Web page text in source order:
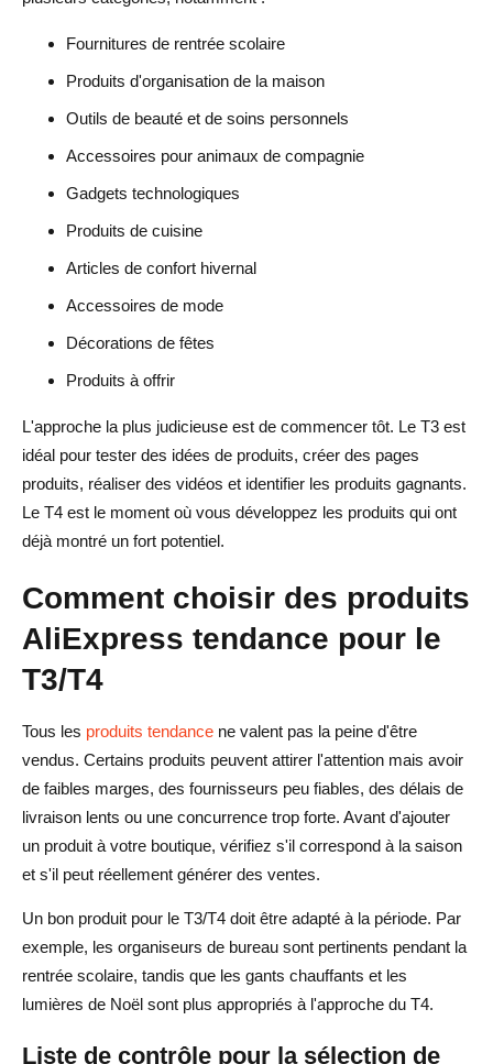
Fournitures de rentrée scolaire
Produits d'organisation de la maison
Outils de beauté et de soins personnels
Accessoires pour animaux de compagnie
Gadgets technologiques
Produits de cuisine
Articles de confort hivernal
Accessoires de mode
Décorations de fêtes
Produits à offrir
L'approche la plus judicieuse est de commencer tôt. Le T3 est
idéal pour tester des idées de produits, créer des pages
produits, réaliser des vidéos et identifier les produits gagnants.
Le T4 est le moment où vous développez les produits qui ont
déjà montré un fort potentiel.
Comment choisir des produits
AliExpress tendance pour le
T3/T4
Tous les produits tendance ne valent pas la peine d'être
vendus. Certains produits peuvent attirer l'attention mais avoir
de faibles marges, des fournisseurs peu fiables, des délais de
livraison lents ou une concurrence trop forte. Avant d'ajouter
un produit à votre boutique, vérifiez s'il correspond à la saison
et s'il peut réellement générer des ventes.
Un bon produit pour le T3/T4 doit être adapté à la période. Par
exemple, les organiseurs de bureau sont pertinents pendant la
rentrée scolaire, tandis que les gants chauffants et les
lumières de Noël sont plus appropriés à l'approche du T4.
Liste de contrôle pour la sélection de